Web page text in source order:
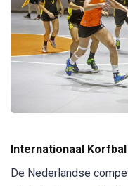
Internationaal Korfbal
De Nederlandse